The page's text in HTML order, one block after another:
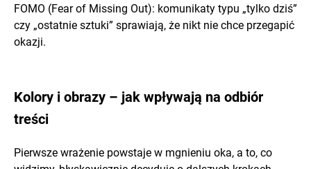
FOMO (Fear of Missing Out): komunikaty typu „tylko dziś”
czy „ostatnie sztuki” sprawiają, że nikt nie chce przegapić
okazji.
Kolory i obrazy – jak wpływają na odbiór
treści
Pierwsze wrażenie powstaje w mgnieniu oka, a to, co